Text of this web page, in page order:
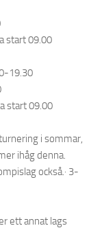
start 09.00
19.30
start 09.00
i sommar,
ihåg denna.
också.· 3-
ett annat lags